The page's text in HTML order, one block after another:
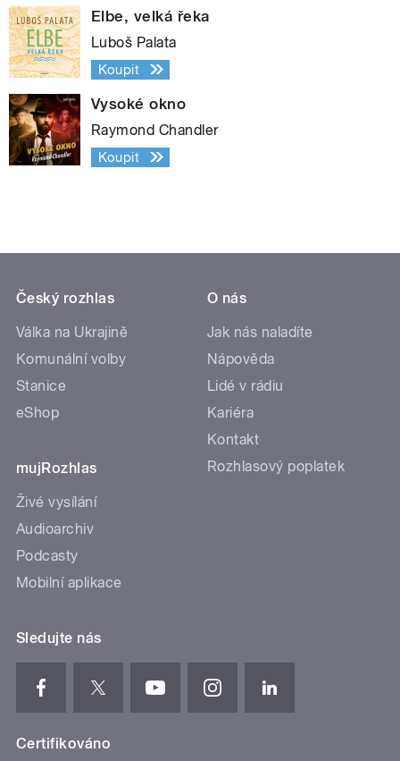
Elbe, velká řeka
Luboš Palata
Koupit
Vysoké okno
Raymond Chandler
Koupit
Český rozhlas
Válka na Ukrajině
Komunální volby
Stanice
eShop
mujRozhlas
Živé vysílání
Audioarchiv
Podcasty
Mobilní aplikace
O nás
Jak nás naladíte
Nápověda
Lidé v rádiu
Kariéra
Kontakt
Rozhlasový poplatek
Sledujte nás
Certifikováno